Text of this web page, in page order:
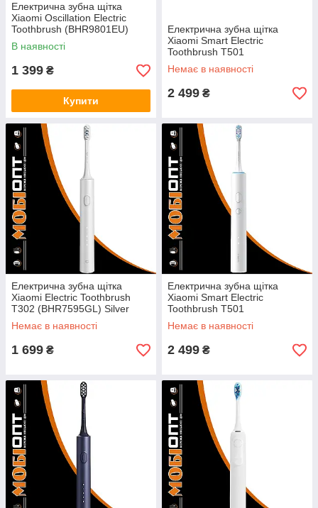
Електрична зубна щітка
Xiaomi Oscillation Electric
Toothbrush (BHR9801EU)
Blue UA
В наявності
1 399 ₴
Купити
Електрична зубна щітка
Xiaomi Smart Electric
Toothbrush T501
(BHR7792GL) Dark Gray UA
Немає в наявності
2 499 ₴
Електрична зубна щітка
Xiaomi Electric Toothbrush
T302 (BHR7595GL) Silver
Gray UA
Немає в наявності
1 699 ₴
Електрична зубна щітка
Xiaomi Smart Electric
Toothbrush T501
(BHR7791GL) White UA
Немає в наявності
2 499 ₴